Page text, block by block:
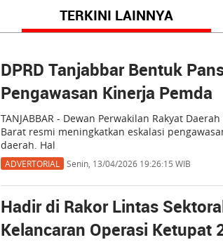
TERKINI LAINNYA
DPRD Tanjabbar Bentuk
Pengawasan Kinerja Pemda
TANJABBAR - Dewan Perwakilan Rakyat
Barat resmi meningkatkan eskalasi
daerah. Hal
ADVERTORIAL Senin, 13/04/2026 19:26:15 WIB
Hadir di Rakor Lintas
Kelancaran Operasi Ketupat